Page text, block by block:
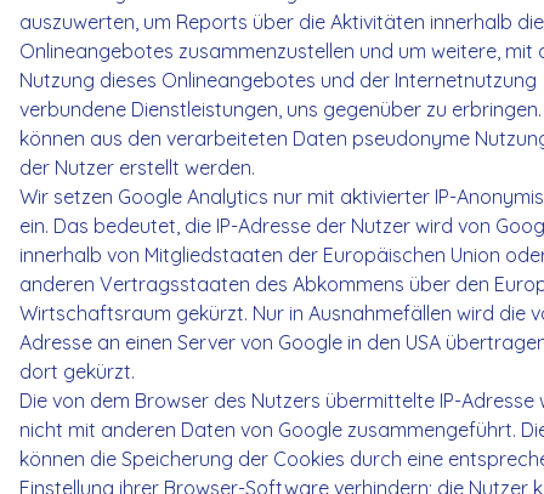
auszuwerten, um Reports über die Aktivitäten innerhalb
Onlineangebotes zusammenzustellen und um weitere, mit
Nutzung dieses Onlineangebotes und der Internetnutzung
verbundene Dienstleistungen, uns gegenüber zu
können aus den verarbeiteten Daten pseudonyme
der Nutzer erstellt werden.
Wir setzen Google Analytics nur mit aktivierter IP-
ein. Das bedeutet, die IP-Adresse der Nutzer wird von
innerhalb von Mitgliedstaaten der Europäischen Union
anderen Vertragsstaaten des Abkommens über den
Wirtschaftsraum gekürzt. Nur in Ausnahmefällen wird die
Adresse an einen Server von Google in den USA
dort gekürzt.
Die von dem Browser des Nutzers übermittelte IP-Adresse
nicht mit anderen Daten von Google zusammengeführt.
können die Speicherung der Cookies durch eine
Einstellung ihrer Browser-Software verhindern; die Nutzer